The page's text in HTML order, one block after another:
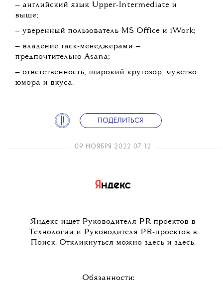
— английский язык Upper-Intermediate и
выше;
— уверенный пользователь MS Office и iWork;
— владение таск-менеджерами —
предпочтительно Asana;
— ответственность, широкий кругозор, чувство
юмора и вкуса.
ПОДЕЛИТЬСЯ
09 НОЯБРЯ 2022 07:12
Яндекс ищет Руководителя PR-проектов в
Технологии и Руководителя PR-проектов в
Поиск. Откликнуться можно здесь и здесь.
Обязанности: